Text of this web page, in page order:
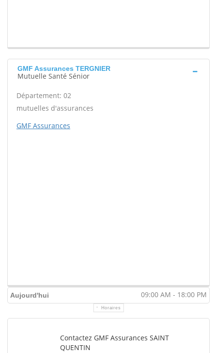
GMF Assurances TERGNIER
Mutuelle Santé Sénior
Département: 02
mutuelles d'assurances
GMF Assurances
Aujourd'hui 09:00 AM - 18:00 PM
Horaires
Contactez GMF Assurances SAINT
QUENTIN